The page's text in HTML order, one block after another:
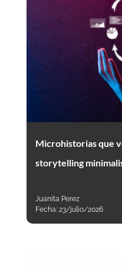
Microhistorias que
storytelling
Juanita Perez
Fecha: 23/julio/2026